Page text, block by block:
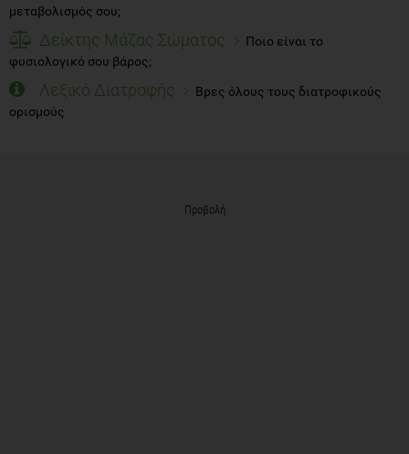
μεταβολισμός σου;
Δείκτης Μάζας Σώματος
Ποιο είναι το
φυσιολογικό σου βάρος;
Λεξικό Διατροφής
Βρες όλους τους διατροφικούς
ορισμούς
Προβολή